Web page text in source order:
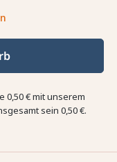
0,50 €mit unserem
sein 0,50 €.